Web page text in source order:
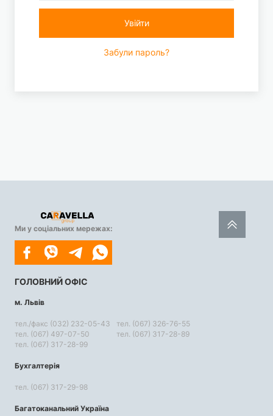
Увійти
Забули пароль?
Ми у соціальних мережах:
ГОЛОВНИЙ ОФІС
м. Львів
тел./факс (032) 232-05-43
тел. (067) 497-07-50
тел. (067) 317-28-99
тел. (067) 326-76-55
тел. (067) 317-28-89
Бухгалтерія
тел. (067) 317-29-98
Багатоканальний Україна